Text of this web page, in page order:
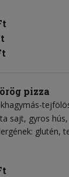
pizza
sajt gyros hús
glutén,